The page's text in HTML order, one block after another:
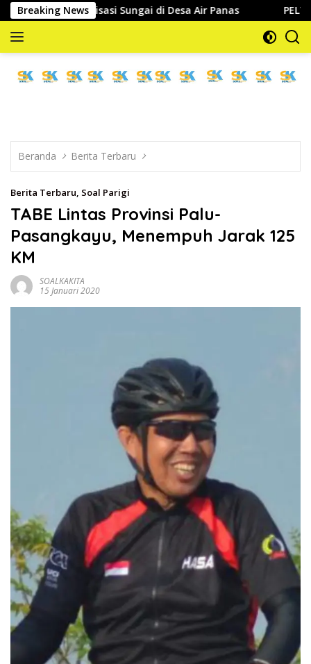
Langsung
ke
konten
Breaking News
Sungai di Desa Air Panas PELTI Parigi
mengabarkan
Beranda Berita Terbaru
Berita Terbaru, Soal Parigi
TABE Lintas Provinsi Palu-
Pasangkayu, Menempuh Jarak 125
KM
SOALKAKITA
15 Januari 2020